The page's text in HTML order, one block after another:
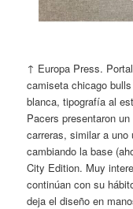
↑ Europa Press.
camiseta chicago
blanca, tipografía al
Pacers presentaron
carreras, similar a uno
cambiando la base
City Edition. Muy
continúan con su
deja el diseño en